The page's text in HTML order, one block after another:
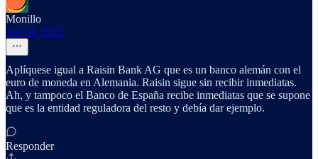
Monillo
Jan 14, 2025
Aplíquese igual a Raisin Bank AG que es un banco alemán con el
euro de moneda en Alemania. Raisin sigue sin recibir inmediatas.
Ah, y tampoco el Banco de España recibe inmediatas que se supone
que es la entidad reguladora del resto y debía dar ejemplo.
Responder